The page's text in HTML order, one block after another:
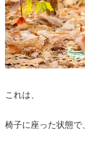
これは、
椅子に座った状態で